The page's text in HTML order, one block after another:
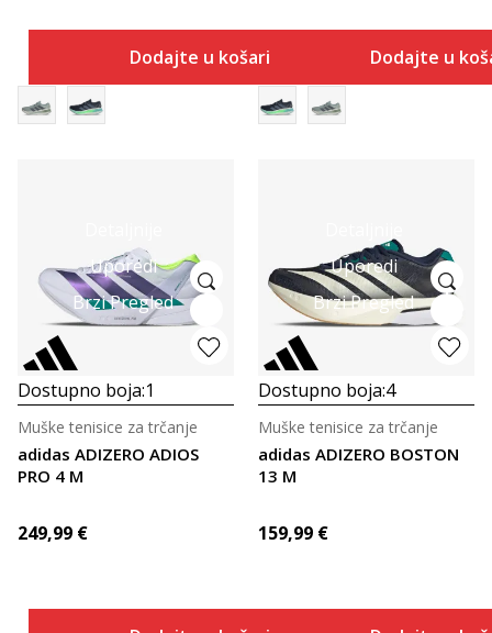
Dodajte u košaricu Dodajte u
Uporedi
Brzi Pregled
Dostupno boja:1
adidas ADIZERO ADIOS
PRO 4 M
Muške tenisice za trčanje
249,99 €
Uporedi
Brzi Pregled
Dostupno boja:4
adidas ADIZERO BOSTON
13 M
Muške tenisice za trčanje
159,99 €